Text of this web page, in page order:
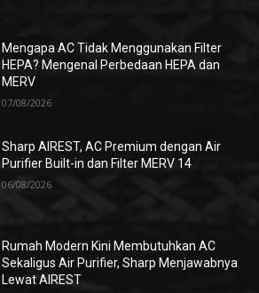
Mengapa AC Tidak Menggunakan Filter
HEPA? Mengenal Perbedaan HEPA dan
MERV
07/08/2026
Sharp AIREST, AC Premium dengan Air
Purifier Built-in dan Filter MERV 14
06/08/2026
Rumah Modern Kini Membutuhkan AC
Sekaligus Air Purifier, Sharp Menjawabnya
Lewat AIREST